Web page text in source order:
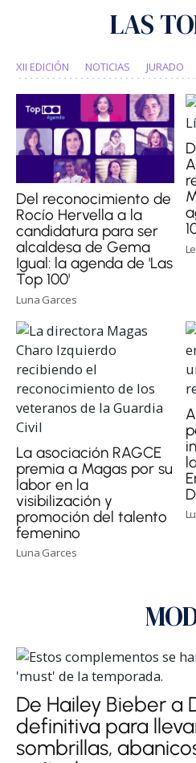
LAS
XII EDICIÓN NOTICIAS JURADO
Del reconocimiento de
Rocío Hervella a la
candidatura para ser
alcaldesa de Gema
Igual: la agenda de 'Las
Top 100'
Luna Garces
La asociación RAGCE
premia a Magas por su
labor en la
visibilización y
promoción del talento
femenino
Luna Garces
De Hailey Bieber a
definitiva para
sombrillas,